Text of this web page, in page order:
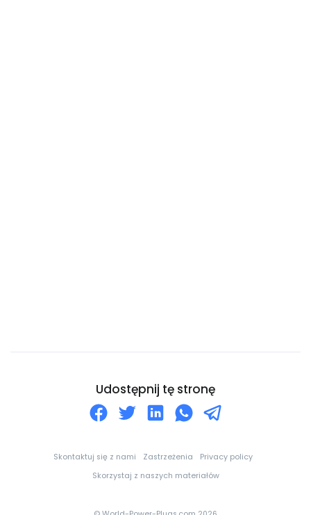
Udostępnij tę stronę
Skontaktuj się z nami Zastrzeżenia
Privacy policy
Skorzystaj z naszych materiałów